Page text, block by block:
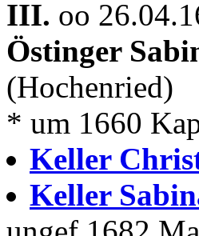
III. oo
Östinger
(Hochenried)
* um 1660
Keller
Keller